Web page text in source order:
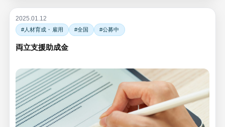
2025.01.12
#人材育成・雇用 #全国 #公募中
両立支援助成金